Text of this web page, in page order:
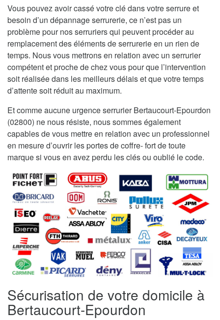
Vous pouvez avoir cassé votre clé dans votre serrure et
besoin d’un dépannage serrurerie, ce n’est pas un
problème pour nos serruriers qui peuvent procéder au
remplacement des éléments de serrurerie en un rien de
temps. Nous vous mettrons en relation avec un serrurier
compétent et proche de chez vous pour que l’intervention
soit réalisée dans les meilleurs délais et que votre temps
d’attente soit réduit au maximum.
Et comme aucune urgence serrurier Bertaucourt-Epourdon
(02800) ne nous résiste, nous sommes également
capables de vous mettre en relation avec un professionnel
en mesure d’ouvrir les portes de coffre- fort de toute
marque si vous en avez perdu les clés ou oublié le code.
Sécurisation de votre domicile à
Bertaucourt-Epourdon